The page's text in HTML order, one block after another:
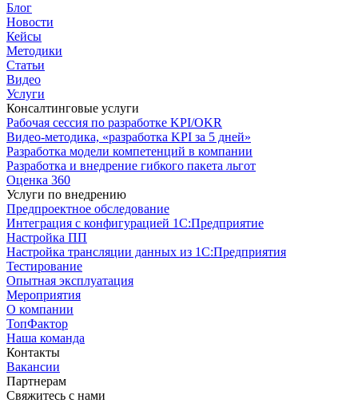
Блог
Новости
Кейсы
Методики
Статьи
Видео
Услуги
Консалтинговые услуги
Рабочая сессия по разработке KPI/OKR
Видео-методика, «разработка KPI за 5 дней»
Разработка модели компетенций в компании
Разработка и внедрение гибкого пакета льгот
Оценка 360
Услуги по внедрению
Предпроектное обследование
Интеграция с конфигурацией 1С:Предприятие
Настройка ПП
Настройка трансляции данных из 1С:Предприятия
Тестирование
Опытная эксплуатация
Мероприятия
О компании
ТопФактор
Наша команда
Контакты
Вакансии
Партнерам
Свяжитесь с нами